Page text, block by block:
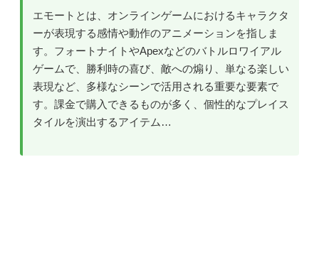
エモートとは、オンラインゲームにおけるキャラクタ
ーが表現する感情や動作のアニメーションを指しま
す。フォートナイトやApexなどのバトルロワイアル
ゲームで、勝利時の喜び、敵への煽り、単なる楽しい
表現など、多様なシーンで活用される重要な要素で
す。課金で購入できるものが多く、個性的なプレイス
タイルを演出するアイテム…